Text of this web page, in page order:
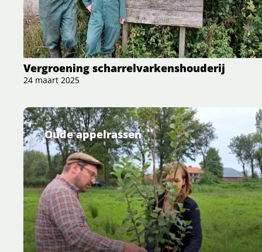
Vergroening scharrelvarkenshouderij
24 maart 2025
Oude appelrassen